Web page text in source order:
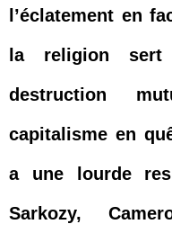
l’éclatement en
la religion
destruction
capitalisme en
a une lourde
Sarkozy,